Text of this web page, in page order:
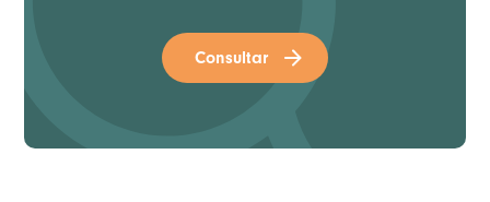
Consultar